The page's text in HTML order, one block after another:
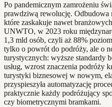
Po pandemicznym zamrożeniu
prawdziwą rewolucję. Odbudowa
które zaskakuje nawet
UNWTO, w 2023 roku
1,3 mld osób, czyli aż 88%
tylko o powrót do podróży, ale o
turystycznych: wyższe standardy
usług, wzrost znaczenia podróży
turystyki biznesowej w nowym,
przyspieszyła automatyzację
praktycznie każdy podróżujący
czy biometrycznymi bramkami.